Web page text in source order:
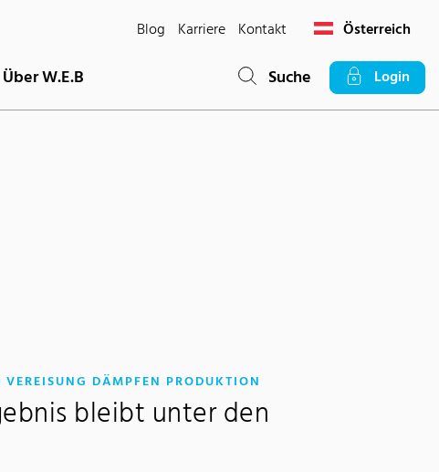
Blog Karriere Kontakt Österreich
Über W.E.B Suche Login
VEREISUNG DÄMPFEN PRODUKTION
bleibt unter den